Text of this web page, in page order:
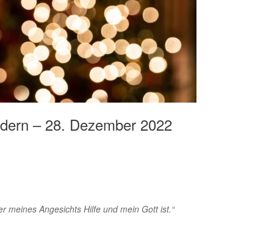
– 28. Dezember 2022
meines Angesichts Hilfe und mein Gott ist.“